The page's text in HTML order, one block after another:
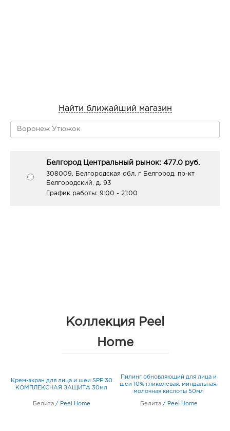
Найти ближайший магазин
Белгород Центральный рынок: 477.0 руб.
308009, Белгородская обл, г Белгород, пр-кт
Белгородский, д. 93
График работы: 9:00 - 21:00
Коллекция Peel
Home
Крем-экран для лица и шеи SPF 30
КОМПЛЕКСНАЯ ЗАЩИТА 30мл
Белита / Peel Home
Пилинг обновляющий для лица и
шеи 10% гликолевая, миндальная,
молочная кислоты 50мл
Белита / Peel Home